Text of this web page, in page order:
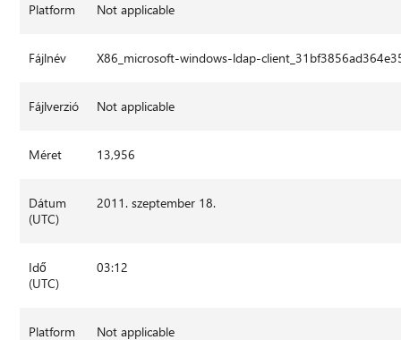
Platform Not applicable
Fájlnév X86_microsoft-windows-ldap-
Fájlverzió Not applicable
Méret 13,956
Dátum
(UTC)
2011. szeptember 18.
Idő
(UTC)
03:12
Platform Not applicable